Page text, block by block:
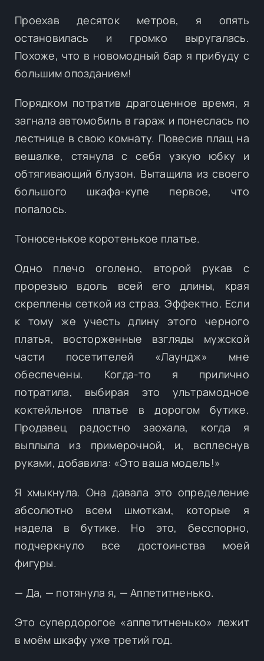
Проехав десяток метров, я опять
остановилась и громко выругалась.
Похоже, что в новомодный бар я прибуду с
большим опозданием!
Порядком потратив драгоценное время, я
загнала автомобиль в гараж и понеслась по
лестнице в свою комнату. Повесив плащ на
вешалке, стянула с себя узкую юбку и
обтягивающий блузон. Вытащила из своего
большого шкафа-купе первое, что
попалось.
Тонюсенькое коротенькое платье.
Одно плечо оголено, второй рукав с
прорезью вдоль всей его длины, края
скреплены сеткой из страз. Эффектно. Если
к тому же учесть длину этого черного
платья, восторженные взгляды мужской
части посетителей «Лаундж» мне
обеспечены. Когда-то я прилично
потратила, выбирая это ультрамодное
коктейльное платье в дорогом бутике.
Продавец радостно заохала, когда я
выплыла из примерочной, и, всплеснув
руками, добавила: «Это ваша модель!»
Я хмыкнула. Она давала это определение
абсолютно всем шмоткам, которые я
надела в бутике. Но это, бесспорно,
подчеркнуло все достоинства моей
фигуры.
— Да, — потянула я, — Аппетитненько.
Это супердорогое «аппетитненько» лежит
в моём шкафу уже третий год.